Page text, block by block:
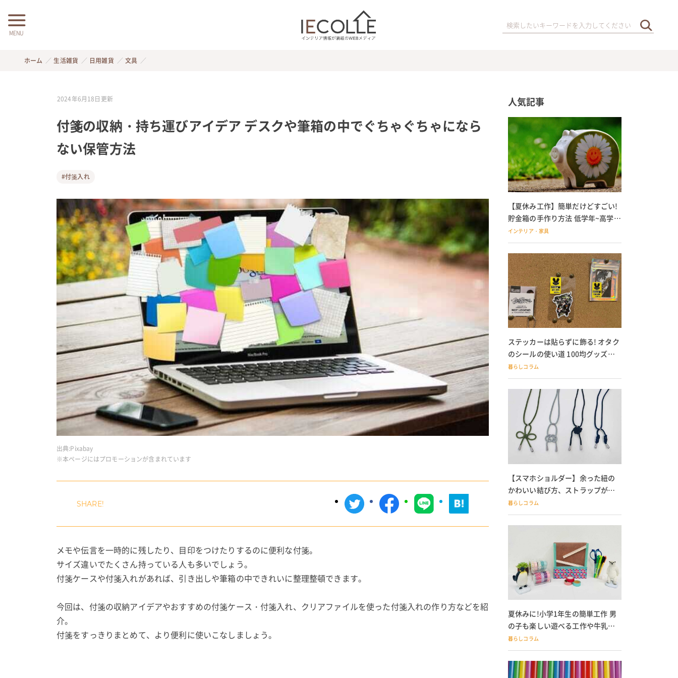
MENU
ホーム 生活雑貨 日用雑貨 文具
2024年6月18日 更新
付箋の収納・持ち運びアイデア デスクや筆箱の中でぐちゃぐちゃになら
ない保管方法
#付箋入れ
出典:Pixabay
※本ページにはプロモーションが含まれています
メモや伝言を一時的に残したり、目印をつけたりするのに便利な付箋。
サイズ違いでたくさん持っている人も多いでしょう。
付箋ケースや付箋入れがあれば、引き出しや筆箱の中できれいに整理整頓できます。
今回は、付箋の収納アイデアやおすすめの付箋ケース・付箋入れ、クリアファイルを使った付箋入れの作り方などを紹
介。
付箋をすっきりまとめて、より便利に使いこなしましょう。
人気記事
【夏休み工作】簡単だけどすごい!
貯金箱の手作り方法 低学年~高学年
の子どもにも
インテリア・家具
ステッカーは貼らずに飾る! オタク
のシールの使い道 100均グッズで
の飾り方も
暮らしコラム
【スマホショルダー】余った紐の
かわいい結び方、ストラップが落
ちる人必見
暮らしコラム
夏休みに!小学1年生の簡単工作 男
の子も楽しい遊べる工作や牛乳パ
ック貯金箱も
暮らしコラム